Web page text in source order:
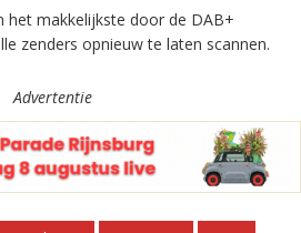
het makkelijkste door de DAB+
zenders opnieuw te laten scannen.
Advertentie